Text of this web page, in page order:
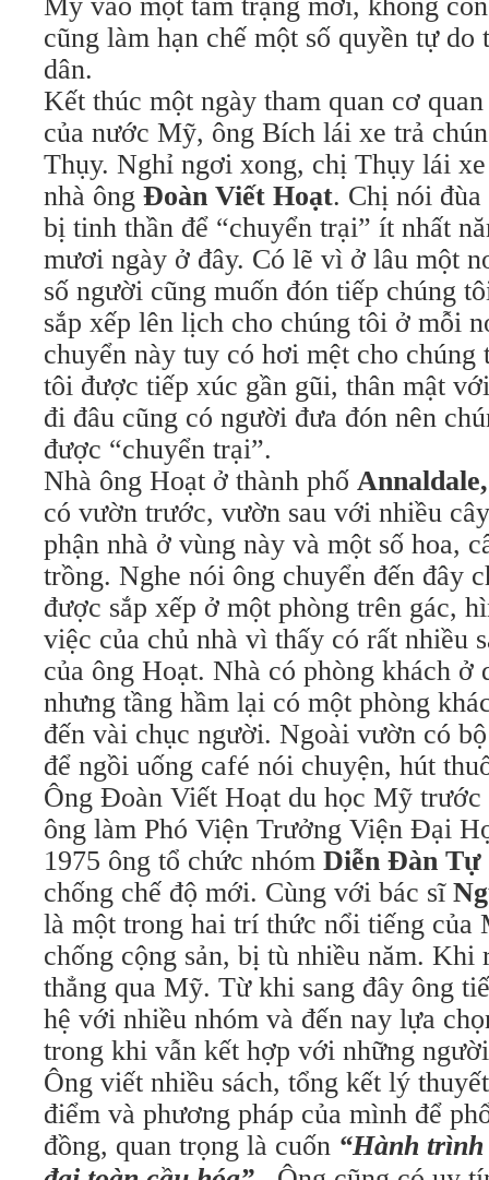
cũng làm hạn chế một số quyền tự
dân.
Kết thúc một ngày tham quan cơ
của nước Mỹ, ông Bích lái xe trả
Thụy. Nghỉ ngơi xong, chị Thụy lái
nhà ông Đoàn Viết Hoạt. Chị nói
bị tinh thần để “chuyển trại” ít nhất
mươi ngày ở đây. Có lẽ vì ở lâu một
số người cũng muốn đón tiếp chúng
sắp xếp lên lịch cho chúng tôi ở mỗi
chuyển này tuy có hơi mệt cho
tôi được tiếp xúc gần gũi, thân mật
đi đâu cũng có người đưa đón nên
được “chuyển trại”.
Nhà ông Hoạt ở thành phố
có vườn trước, vườn sau với nhiều
phận nhà ở vùng này và một số hoa,
trồng. Nghe nói ông chuyển đến đây
được sắp xếp ở một phòng trên gác,
việc của chủ nhà vì thấy có rất nhiều
của ông Hoạt. Nhà có phòng khách
nhưng tầng hầm lại có một phòng
đến vài chục người. Ngoài vườn có
để ngồi uống café nói chuyện, hút
Ông Đoàn Viết Hoạt du học Mỹ trước
ông làm Phó Viện Trưởng Viện Đại
1975 ông tổ chức nhóm Diễn Đàn Tự
chống chế độ mới. Cùng với bác sĩ
là một trong hai trí thức nổi tiếng của
chống cộng sản, bị tù nhiều năm. Khi
thẳng qua Mỹ. Từ khi sang đây ông
hệ với nhiều nhóm và đến nay lựa
trong khi vẫn kết hợp với những
Ông viết nhiều sách, tổng kết lý
điểm và phương pháp của mình để
đồng, quan trọng là cuốn “Hành